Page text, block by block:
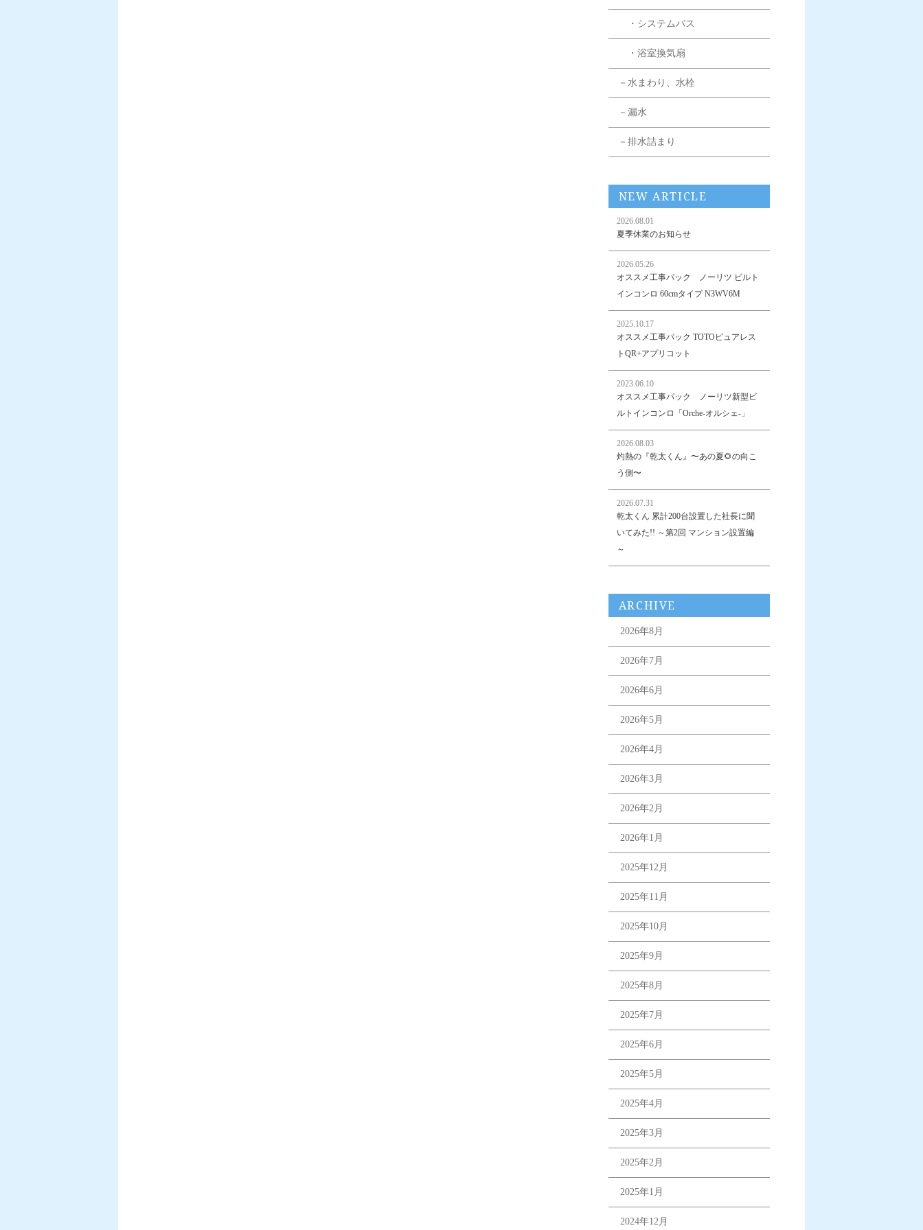
・システムバス
・浴室換気扇
－水まわり、水栓
－漏水
－排水詰まり
NEW ARTICLE
2026.08.01
夏季休業のお知らせ
2026.05.26
オススメ工事パック ノーリツ ビルト
インコンロ 60cmタイプ N3WV6M
2025.10.17
オススメ工事パック TOTOピュアレス
トQR+アプリコット
2023.06.10
オススメ工事パック ノーリツ新型ビ
ルトインコンロ「Orche-オルシェ-」
2026.08.03
灼熱の『乾太くん』〜あの夏🌻の向こ
う側〜
2026.07.31
乾太くん 累計200台設置した社長に聞
いてみた!! ～第2回 マンション設置編
～
ARCHIVE
2026年8月
2026年7月
2026年6月
2026年5月
2026年4月
2026年3月
2026年2月
2026年1月
2025年12月
2025年11月
2025年10月
2025年9月
2025年8月
2025年7月
2025年6月
2025年5月
2025年4月
2025年3月
2025年2月
2025年1月
2024年12月